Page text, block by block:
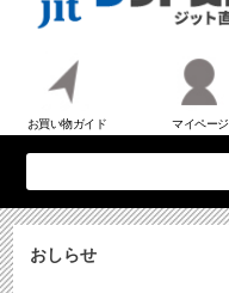
お買い物ガイド マイページ
おしらせ